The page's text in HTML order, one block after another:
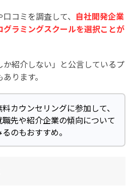
から自社開発企業への就職・転
ービスを提供している企業を探す
提案力を磨く
グスクールで自社開発企業の現役エン
てもらう
交換する
コミを調査して、 自社開発企業
ラミングスクールを選択ことが
紹介しない」と公言しているプ
ります。
カウンセリングに参加して、
先や紹介企業の傾向について
のもおすすめ。